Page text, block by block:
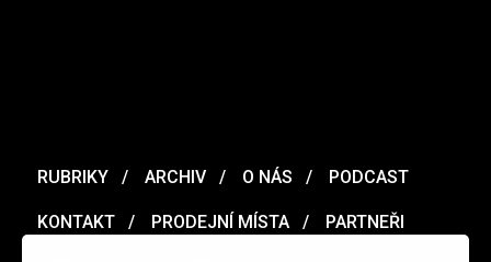
RUBRIKY ARCHIV O NÁS PODCAST
KONTAKT PRODEJNÍ MÍSTA PARTNEŘI